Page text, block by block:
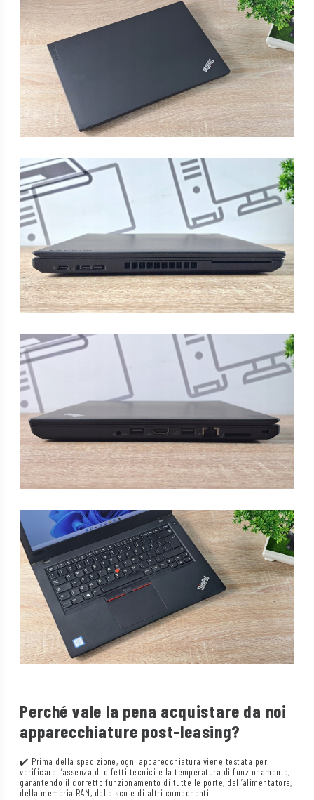
Perché vale la pena acquistare da noi
apparecchiature post-leasing?
✔️ Prima della spedizione, ogni apparecchiatura viene testata per
verificare l’assenza di difetti tecnici e la temperatura di funzionamento,
garantendo il corretto funzionamento di tutte le porte, dell’alimentatore,
della memoria RAM, del disco e di altri componenti.